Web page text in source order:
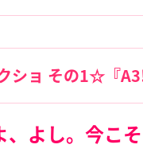
ショ その1☆『
、よし。今こ